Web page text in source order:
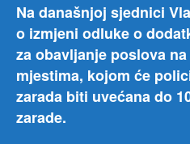
Na današnjoj sjednici
o izmjeni odluke o
za obavljanje poslova
mjestima, kojom će
zarada biti uvećana do
zarade.